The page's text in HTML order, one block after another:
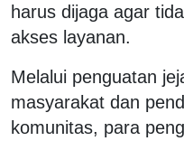
harus dijaga agar
akses layanan.
‎Melalui penguatan
masyarakat dan
komunitas, para